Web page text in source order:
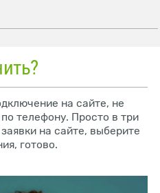
на сайте, не
телефону. Просто в три
на сайте, выберите
готово.